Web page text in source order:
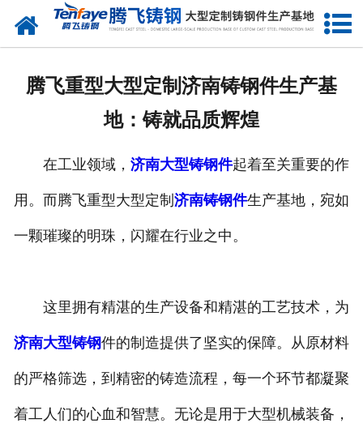
网站首页
腾飞重型大型定制济南铸钢件生产基
地：铸就品质辉煌
在工业领域， 济南大型铸钢件起着至关重要的作
用。而腾飞重型大型定制 济南铸钢件生产基地，宛如
一颗璀璨的明珠，闪耀在行业之中。
这里拥有精湛的生产设备和精湛的工艺技术，为
济南大型铸钢件的制造提供了坚实的保障。从原材料
的严格筛选，到精密的铸造流程，每一个环节都凝聚
着工人们的心血和智慧。无论是用于大型机械装备，